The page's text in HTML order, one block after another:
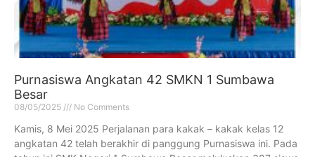
Purnasiswa Angkatan 42 SMKN 1 Sumbawa
Besar
08/05/2025 No Comments
Kamis, 8 Mei 2025 Perjalanan para kakak – kakak kelas 12
angkatan 42 telah berakhir di panggung Purnasiswa ini. Pada